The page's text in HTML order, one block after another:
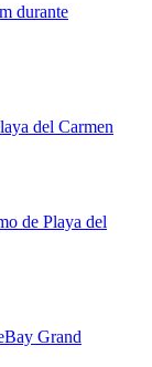
durante
del Carmen
de Playa del
Grand